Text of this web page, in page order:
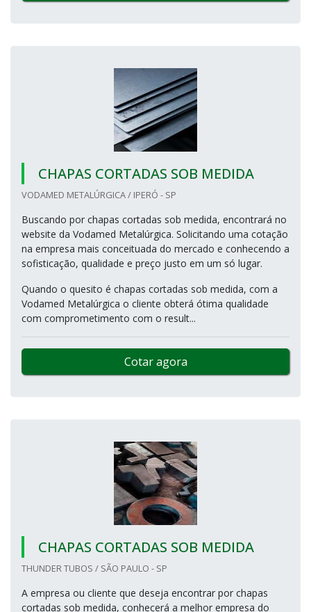
CHAPAS CORTADAS SOB MEDIDA
VODAMED METALÚRGICA / IPERÓ - SP
Buscando por chapas cortadas sob medida, encontrará no
website da Vodamed Metalúrgica. Solicitando uma cotação
na empresa mais conceituada do mercado e conhecendo a
sofisticação, qualidade e preço justo em um só lugar.
Quando o quesito é chapas cortadas sob medida, com a
Vodamed Metalúrgica o cliente obterá ótima qualidade
com comprometimento com o result...
Cotar agora
CHAPAS CORTADAS SOB MEDIDA
THUNDER TUBOS / SÃO PAULO - SP
A empresa ou cliente que deseja encontrar por chapas
cortadas sob medida, conhecerá a melhor empresa do